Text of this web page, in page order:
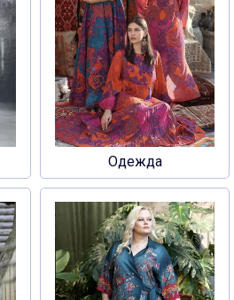
Одежда